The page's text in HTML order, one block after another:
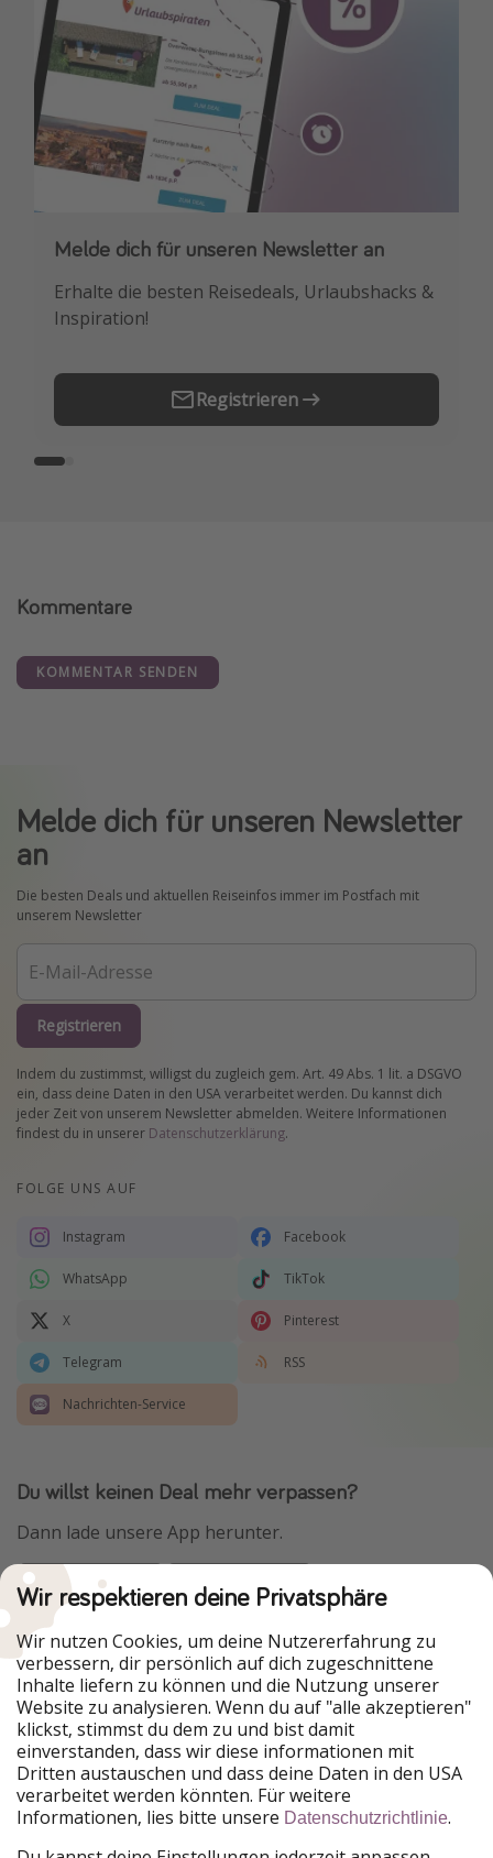
Melde dich für unseren Newsletter an
Erhalte die besten Reisedeals, Urlaubshacks &
Inspiration!
Registrieren
Downloade unsere App
Buche die besten Reiseschnäppchen als
Erstes.
Kommentare
KOMMENTAR SENDEN
Melde dich für unseren Newsletter
an
Die besten Deals und aktuellen Reiseinfos immer im Postfach mit
unserem Newsletter
Registrieren
Indem du zustimmst, willigst du zugleich gem. Art. 49 Abs. 1 lit. a DSGVO
ein, dass deine Daten in den USA verarbeitet werden. Du kannst dich
jeder Zeit von unserem Newsletter abmelden. Weitere Informationen
findest du in unserer Datenschutzerklärung.
FOLGE UNS AUF
Instagram Facebook
WhatsApp TikTok
X Pinterest
Telegram RSS
Nachrichten-Service
Du willst keinen Deal mehr verpassen?
Dann lade unsere App herunter.
Urlaubspiraten ist Teil der HolidayPirates Group
Unsere Märkte
PiratinViaggio
HolidayPirates
VakantiePiraten
WakacyjniPiraci
VoyagesPirates
Ferienpiraten
Urlaubspiraten
ViajerosPiratas
TravelPirates
Wir respektieren deine Privatsphäre
Wir nutzen Cookies, um deine Nutzererfahrung zu
verbessern, dir persönlich auf dich zugeschnittene
Inhalte liefern zu können und die Nutzung unserer
Website zu analysieren. Wenn du auf "alle akzeptieren"
klickst, stimmst du dem zu und bist damit
einverstanden, dass wir diese informationen mit
Dritten austauschen und dass deine Daten in den USA
verarbeitet werden könnten. Für weitere
Informationen, lies bitte unsere Datenschutzrichtlinie.